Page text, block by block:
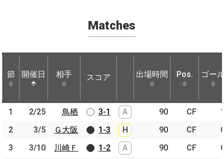
Matches
節 開催日 相手 スコア 出場時間 Pos. ゴー
節 開催日 相手 スコア 出場時間 Pos. ゴー
1 2/25 鳥栖 3-1 A 90 CF
2
3/5 Ｇ大阪 1-3 H 90 CF
3
3/10 川崎Ｆ 1-2 A 90 CF
節 開催日 相手
1 2/25
鳥栖
2
3/5
Ｇ大阪
3
3/10
川崎Ｆ